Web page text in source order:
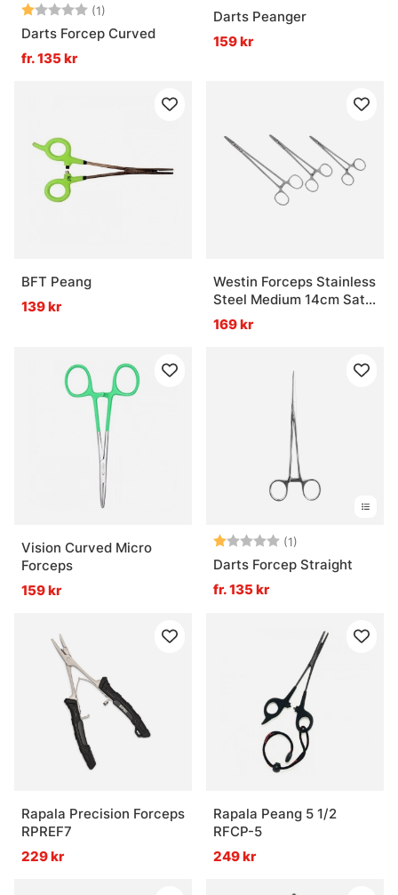
Betyg: (1)
1.0 utav 5 stjärnor
Darts Forcep Curved
fr. 135 kr
Darts Peanger
159 kr
BFT Peang
139 kr
Westin Forceps Stainless
Steel Medium 14cm Satin
Finish
169 kr
Vision Curved Micro
Forceps
159 kr
Betyg: (1)
Darts Forcep Straight
fr. 135 kr
Rapala Precision Forceps
RPREF7
229 kr
Rapala Peang 5 1/2
RFCP-5
249 kr